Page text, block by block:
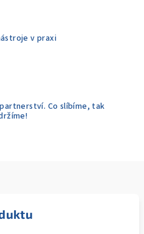
v praxi
Co slíbíme, tak